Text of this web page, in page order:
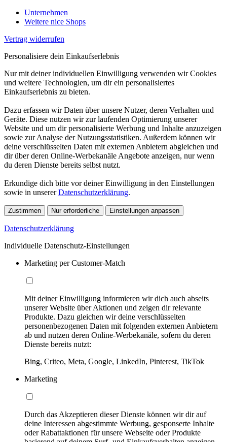
Unternehmen
Weitere nice Shops
Vertrag widerrufen
Personalisiere dein Einkaufserlebnis
Nur mit deiner individuellen Einwilligung verwenden wir Cookies
und weitere Technologien, um dir ein personalisiertes
Einkaufserlebnis zu bieten.
Dazu erfassen wir Daten über unsere Nutzer, deren Verhalten und
Geräte. Diese nutzen wir zur laufenden Optimierung unserer
Website und um dir personalisierte Werbung und Inhalte anzuzeigen
sowie zur Analyse der Nutzungsstatistiken. Außerdem können wir
deine verschlüsselten Daten mit externen Anbietern abgleichen und
dir über deren Online-Werbekanäle Angebote anzeigen, nur wenn
du deren Dienste bereits selbst nutzt.
Erkundige dich bitte vor deiner Einwilligung in den Einstellungen
sowie in unsererDatenschutzerklärung.
Zustimmen Nur erforderliche Einstellungen anpassen
Datenschutzerklärung
Individuelle Datenschutz-Einstellungen
Marketing per Customer-Match
Mit deiner Einwilligung informieren wir dich auch abseits
unserer Website über Aktionen und zeigen dir relevante
Produkte. Dazu gleichen wir deine verschlüsselten
personenbezogenen Daten mit folgenden externen Anbietern
ab und nutzen deren Online-Werbekanäle, sofern du deren
Dienste bereits nutzt:
Bing, Criteo, Meta, Google, LinkedIn, Pinterest, TikTok
Marketing
Durch das Akzeptieren dieser Dienste können wir dir auf
deine Interessen abgestimmte Werbung, gesponserte Inhalte
oder Rabattaktionen für unsere Webseite oder Produkte